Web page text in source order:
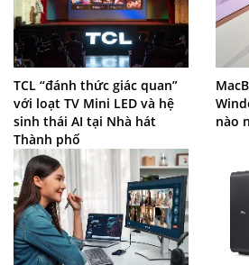
TCL “đánh thức giác quan”
với loạt TV Mini LED và hệ
sinh thái AI tại Nhà hát
Thành phố
nào